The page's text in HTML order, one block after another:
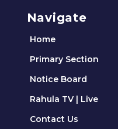
Navigate
Home
Primary Section
Notice Board
Rahula TV | Live
Contact Us